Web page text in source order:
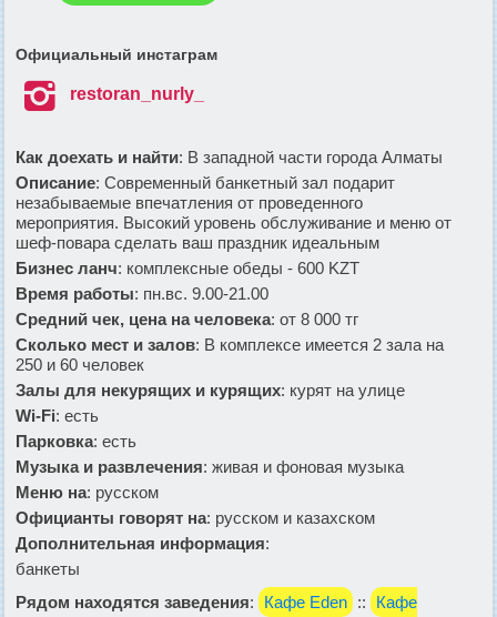
Официальный инстаграм
 restoran_nurly_
Как доехать и найти: В западной части города Алматы
Описание: Современный банкетный зал подарит
незабываемые впечатления от проведенного
мероприятия. Высокий уровень обслуживание и меню от
шеф-повара сделать ваш праздник идеальным
Бизнес ланч: комплексные обеды - 600 KZT
Время работы: пн.вс. 9.00-21.00
Средний чек, цена на человека: от 8 000 тг
Сколько мест и залов: В комплексе имеется 2 зала на
250 и 60 человек
Залы для некурящих и курящих: курят на улице
Wi-Fi: есть
Парковка: есть
Музыка и развлечения: живая и фоновая музыка
Меню на: русском
Официанты говорят на: русском и казахском
Дополнительная информация:
банкеты
Рядом находятся заведения: Кафе Eden ::
Кафе